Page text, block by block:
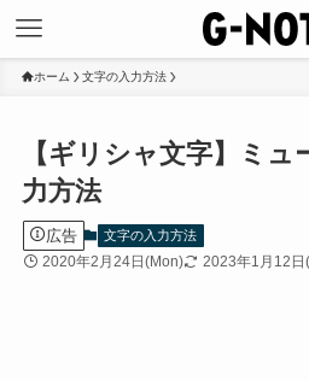
ホーム 文字の入力方法
【ギリシャ文字】ミ
力方法
広告 文字の入力方法
2020年2月24日(Mon) 2023年1月12日